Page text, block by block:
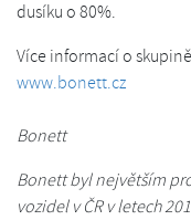
dusíku o 80%.
Více informací o
www.bonett.cz
Bonett
Bonett byl největším
vozidel v ČR v letech